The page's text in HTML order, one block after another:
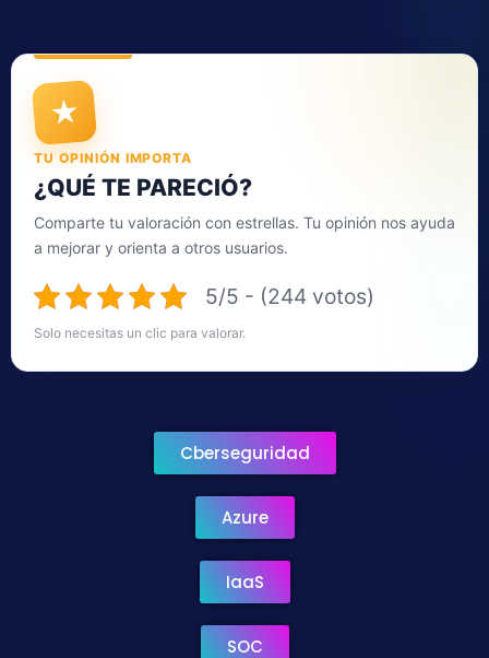
★
TU OPINIÓN IMPORTA
¿QUÉ TE PARECIÓ?
Comparte tu valoración con estrellas. Tu opinión nos ayuda
a mejorar y orienta a otros usuarios.
5/5 - (244 votos)
Solo necesitas un clic para valorar.
Cberseguridad
Azure
IaaS
SOC